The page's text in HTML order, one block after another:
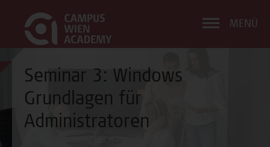
MENÜ
Seminar 3: Windows
Grundlagen für
Administratoren